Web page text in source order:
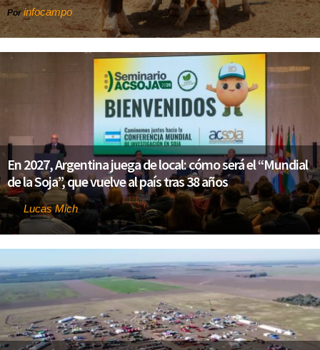
Porinfocampo
En 2027, Argentina juega de local: cómo será el “Mundial
de la Soja”, que vuelve al país tras 38 años
Lucas Mich